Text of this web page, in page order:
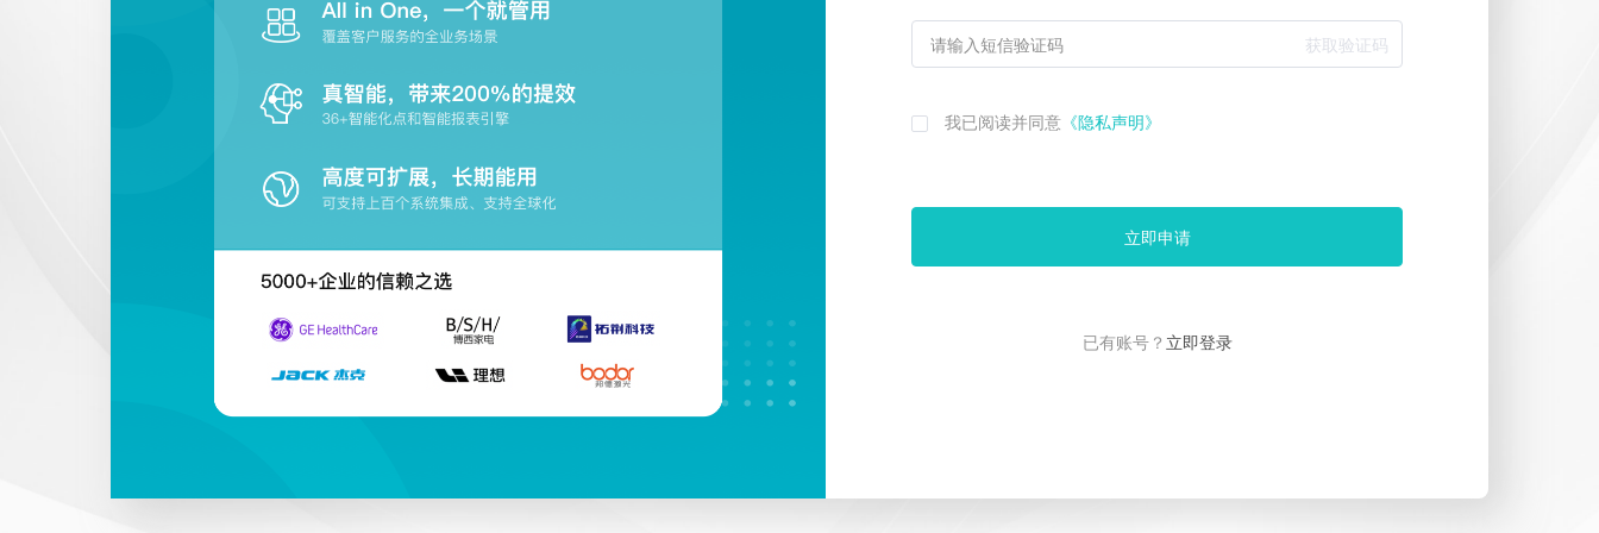
获取验证码
我已阅读并同意 《隐私声明》
立即申请
已有账号？ 立即登录